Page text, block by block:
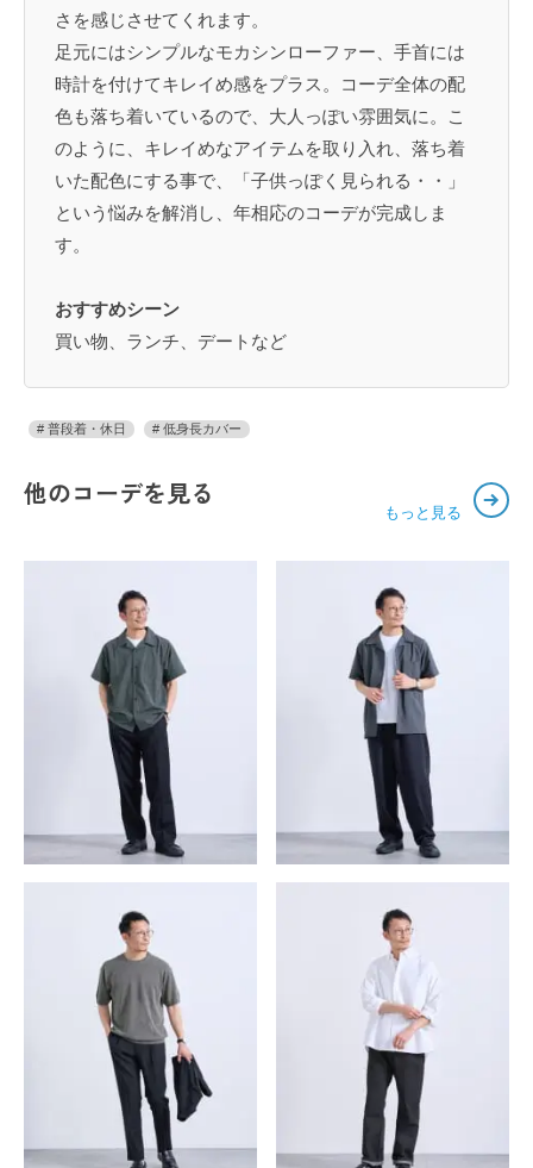
さを感じさせてくれます。
足元にはシンプルなモカシンローファー、手首には
時計を付けてキレイめ感をプラス。コーデ全体の配
色も落ち着いているので、大人っぽい雰囲気に。こ
のように、キレイめなアイテムを取り入れ、落ち着
いた配色にする事で、「子供っぽく見られる・・」
という悩みを解消し、年相応のコーデが完成しま
す。
おすすめシーン
買い物、ランチ、デートなど
普段着・休日 低身長カバー
他のコーデを見る
もっと見る